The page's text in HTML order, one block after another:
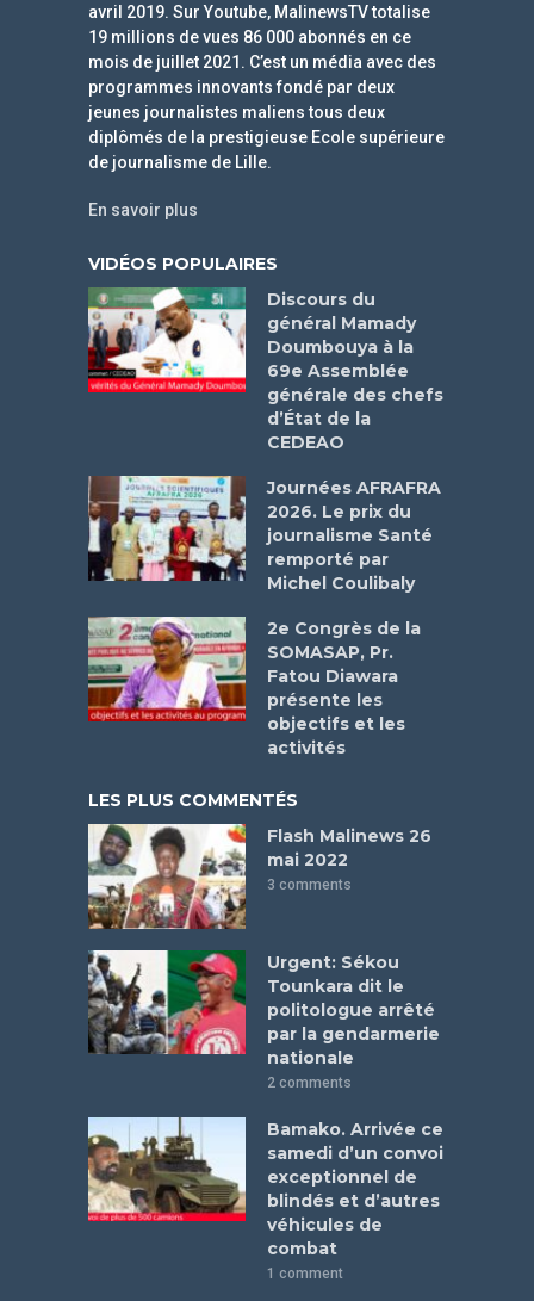
avril 2019. Sur Youtube, MalinewsTV totalise
19 millions de vues 86 000 abonnés en ce
mois de juillet 2021. C’est un média avec des
programmes innovants fondé par deux
jeunes journalistes maliens tous deux
diplômés de la prestigieuse Ecole supérieure
de journalisme de Lille.
En savoir plus
VIDÉOS POPULAIRES
Discours du
général Mamady
Doumbouya à la
69e Assemblée
générale des chefs
d’État de la
CEDEAO
Journées AFRAFRA
2026. Le prix du
journalisme Santé
remporté par
Michel Coulibaly
2e Congrès de la
SOMASAP, Pr.
Fatou Diawara
présente les
objectifs et les
activités
LES PLUS COMMENTÉS
Flash Malinews 26
mai 2022
3 comments
Urgent: Sékou
Tounkara dit le
politologue arrêté
par la gendarmerie
nationale
2 comments
Bamako. Arrivée ce
samedi d’un convoi
exceptionnel de
blindés et d’autres
véhicules de
combat
1 comment